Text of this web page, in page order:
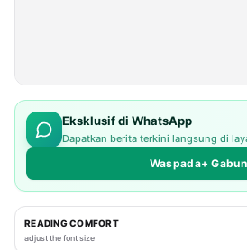
Eksklusif di WhatsApp
Dapatkan berita terkini langsung di
Waspada+
READING COMFORT
adjust the font size